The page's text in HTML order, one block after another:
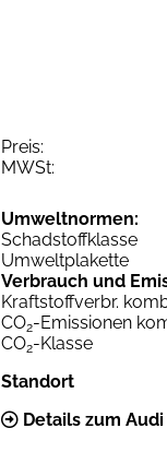
Preis:
MWSt:
Umweltnormen:
Schadstoffklasse
Umweltplakette
Verbrauch und
Kraftstoffverbr.
CO2-Emissionen
CO2-Klasse
Standort
Details zum